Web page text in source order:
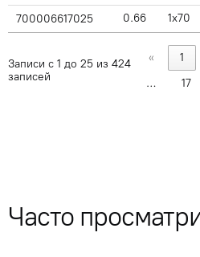
700006617025 0.66 1x70
Записи с 1 до 25 из 424
записей
« 1
…
17
Часто